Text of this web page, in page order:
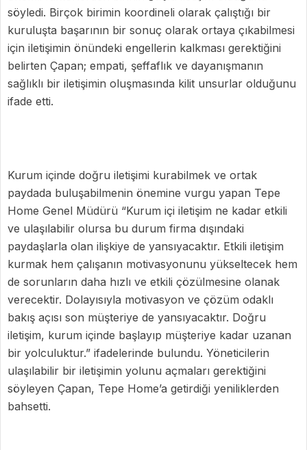
söyledi. Birçok birimin koordineli olarak çalıştığı bir
kuruluşta başarının bir sonuç olarak ortaya çıkabilmesi
için iletişimin önündeki engellerin kalkması gerektiğini
belirten Çapan; empati, şeffaflık ve dayanışmanın
sağlıklı bir iletişimin oluşmasında kilit unsurlar olduğunu
ifade etti.
Kurum içinde doğru iletişimi kurabilmek ve ortak
paydada buluşabilmenin önemine vurgu yapan Tepe
Home Genel Müdürü “Kurum içi iletişim ne kadar etkili
ve ulaşılabilir olursa bu durum firma dışındaki
paydaşlarla olan ilişkiye de yansıyacaktır. Etkili iletişim
kurmak hem çalışanın motivasyonunu yükseltecek hem
de sorunların daha hızlı ve etkili çözülmesine olanak
verecektir. Dolayısıyla motivasyon ve çözüm odaklı
bakış açısı son müşteriye de yansıyacaktır. Doğru
iletişim, kurum içinde başlayıp müşteriye kadar uzanan
bir yolculuktur.” ifadelerinde bulundu. Yöneticilerin
ulaşılabilir bir iletişimin yolunu açmaları gerektiğini
söyleyen Çapan, Tepe Home’a getirdiği yeniliklerden
bahsetti.